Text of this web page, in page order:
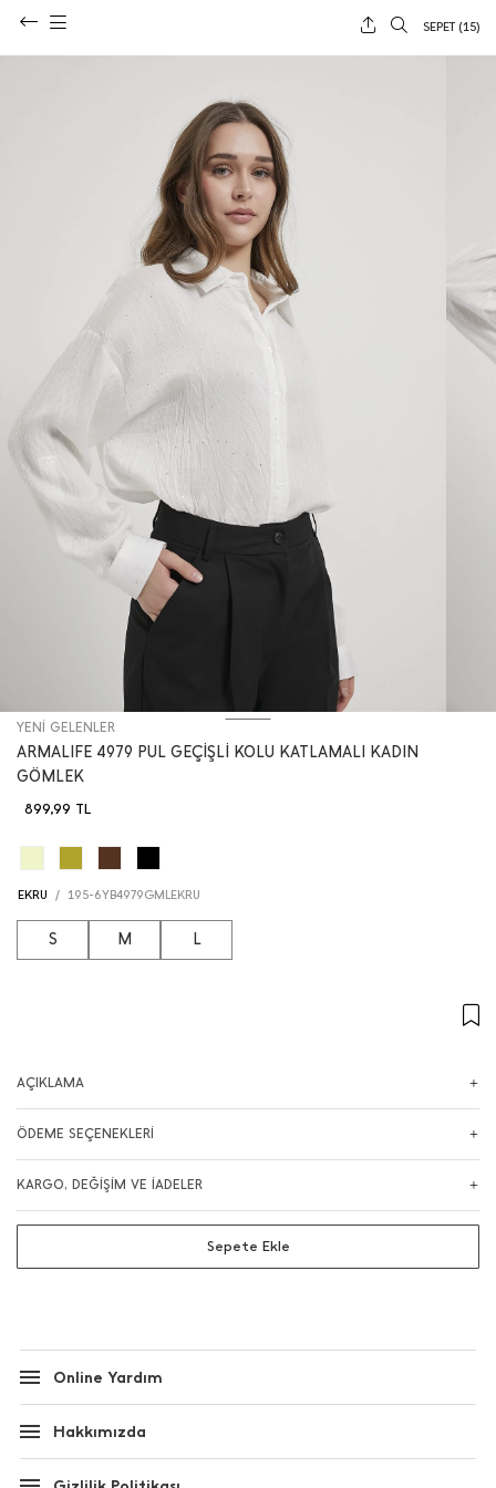
SEPET (15)
YENİ GELENLER
ARMALIFE 4979 PUL GEÇİŞLİ KOLU KATLAMALI KADIN
GÖMLEK
899,99 TL
S M L
EKRU / 195-6YB4979GMLEKRU
Sepete Ekle
AÇIKLAMA
ÖDEME SEÇENEKLERİ
KARGO, DEĞİŞİM VE İADELER
Online Yardım
Hakkımızda